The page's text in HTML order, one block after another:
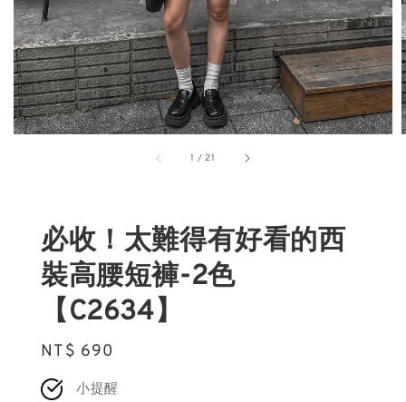
1 /21
必收！太難得有好看的西
裝高腰短褲-2色
【C2634】
Regular
price
NT$ 690
小提醒